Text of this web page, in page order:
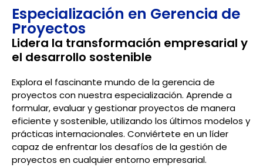
Especialización en Gerencia de
Proyectos
Lidera la transformación empresarial y
el desarrollo sostenible
Explora el fascinante mundo de la gerencia de
proyectos con nuestra especialización. Aprende a
formular, evaluar y gestionar proyectos de manera
eficiente y sostenible, utilizando los últimos modelos y
prácticas internacionales. Conviértete en un líder
capaz de enfrentar los desafíos de la gestión de
proyectos en cualquier entorno empresarial.